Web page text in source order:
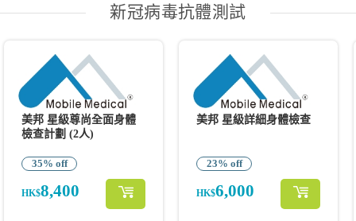
新冠病毒抗體測試
美邦 星級尊尚全面身體
檢查計劃 (2人)
35% off
HK$8,400
美邦 星級詳細身體檢查
23% off
HK$6,000